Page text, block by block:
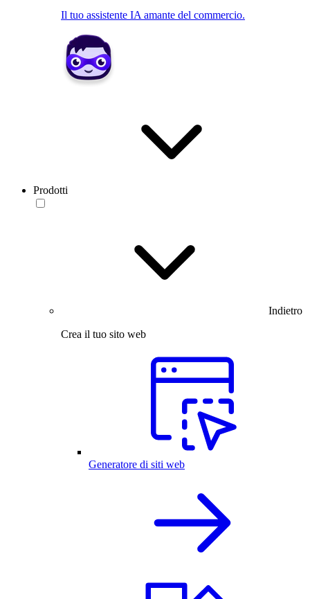
Il tuo assistente IA amante del commercio.
Prodotti
Indietro
Crea il tuo sito web
Generatore di siti web